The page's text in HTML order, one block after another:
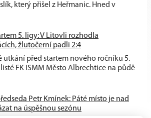
který přišel z Heřmanic. Hned v
5. ligy: V Litovli rozhodla
žlutočerní padli 2:4
utkání před startem nového ročníku 5.
FK ISMM Město Albrechtice na půdě
Petr Kmínek: Páté místo je nad
na úspěšnou sezónu